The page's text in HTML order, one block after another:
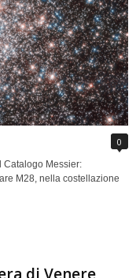
0
Catalogo Messier:
M28, nella costellazione